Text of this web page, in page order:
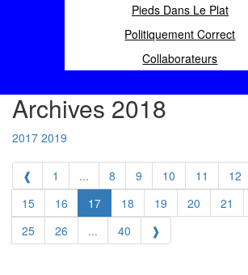
Pieds Dans Le Plat
Politiquement Correct
Collaborateurs
Archives 2018
2017 2019
❰ 1 ... 8 9 10 11 12
15
16 17 18 19 20 21
25
26 ... 40 ❱